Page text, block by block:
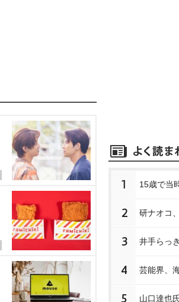
1 15歳で当
2 研ナオコ
3 井手らっ
4 芸能界、
5 山口達也